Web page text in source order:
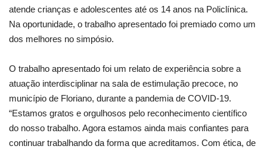
atende crianças e adolescentes até os 14 anos na Policlínica.
Na oportunidade, o trabalho apresentado foi premiado como um
dos melhores no simpósio.
O trabalho apresentado foi um relato de experiência sobre a
atuação interdisciplinar na sala de estimulação precoce, no
município de Floriano, durante a pandemia de COVID-19.
“Estamos gratos e orgulhosos pelo reconhecimento científico
do nosso trabalho. Agora estamos ainda mais confiantes para
continuar trabalhando da forma que acreditamos. Com ética, de